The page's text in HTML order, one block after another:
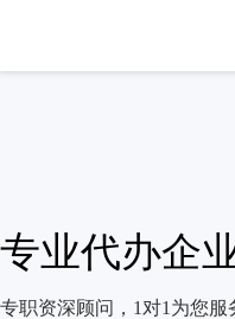
专业代办企
专职资深顾问，1对1为您服